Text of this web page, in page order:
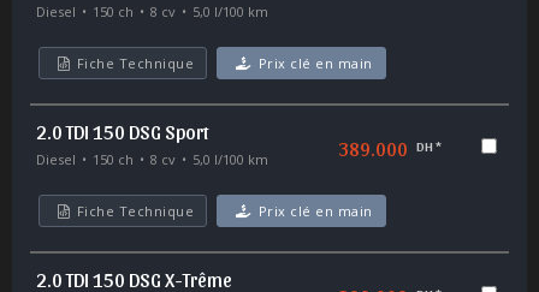
Diesel 150 ch 8 cv 5,0 l/100 km
Fiche Technique Prix clé en main
2.0 TDI 150 DSG Sport
Diesel 150 ch 8 cv 5,0 l/100 km 389.000 DH *
Fiche Technique Prix clé en main
2.0 TDI 150 DSG X-Trême